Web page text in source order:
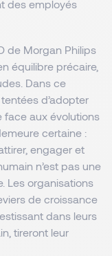
des employés
de Morgan Philips
équilibre précaire,
Dans ce
d’adopter
face aux évolutions
certaine :
engager et
n’est pas une
Les organisations
de croissance
dans leurs
tireront leur